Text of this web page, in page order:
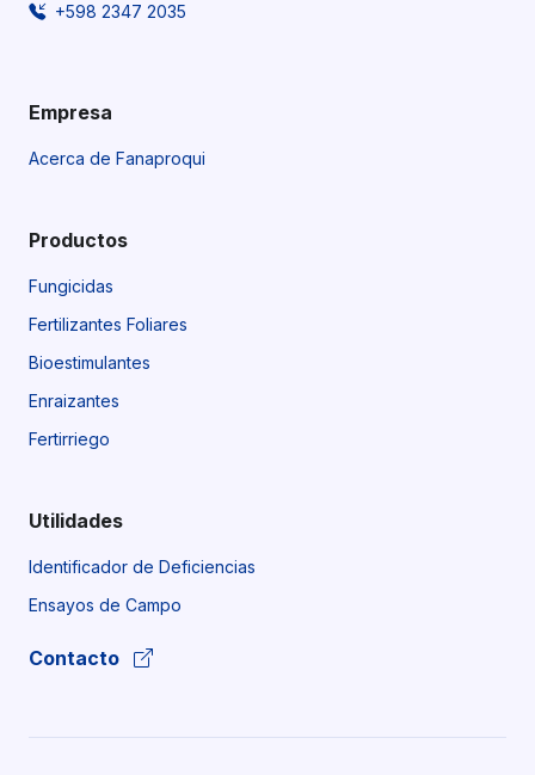
+598 2347 2035
Empresa
Acerca de Fanaproqui
Productos
Fungicidas
Fertilizantes Foliares
Bioestimulantes
Enraizantes
Fertirriego
Utilidades
Identificador de Deficiencias
Ensayos de Campo
Contacto